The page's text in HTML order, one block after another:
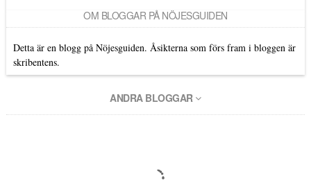
OM BLOGGAR PÅ NÖJESGUIDEN
Detta är en blogg på Nöjesguiden. Åsikterna som förs fram i bloggen är
skribentens.
ANDRA BLOGGAR